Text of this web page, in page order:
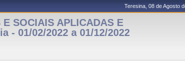
Teresina, 08 de Agosto
SOCIAIS APLICADAS E
- 01/02/2022 a 01/12/2022